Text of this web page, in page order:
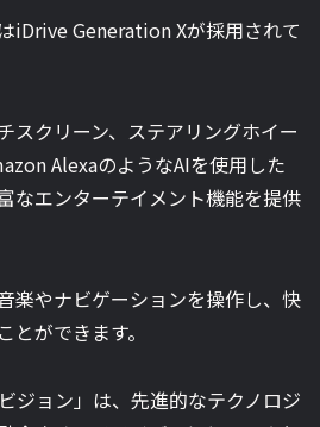
iDrive Generation Xが採用されて
スクリーン、ステアリングホイー
AlexaのようなAIを使用した
なエンターテイメント機能を提供
楽やナビゲーションを操作し、快
ができます。
ジョン」は、先進的なテクノロジ